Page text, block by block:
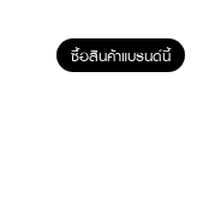
ซื้อสินค้าแบรนด์นี้